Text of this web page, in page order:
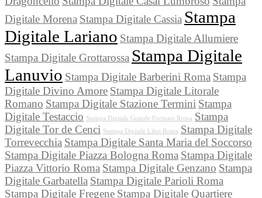
Digitale Morena Stampa Digitale Cassia Stampa
Digitale Lariano Stampa Digitale Allumiere
Stampa Digitale Grottarossa Stampa Digitale
Lanuvio Stampa Digitale Barberini Roma Stampa
Digitale Divino Amore Stampa Digitale Litorale
Romano Stampa Digitale Stazione Termini Stampa
Digitale Testaccio Stampa Digitale Grande Formato Roma Stampa
Digitale Tor de Cenci Stampa Digitale Libri Roma Stampa Digitale
Torrevecchia Stampa Digitale Santa Maria del Soccorso
Stampa Digitale Piazza Bologna Roma Stampa Digitale
Piazza Vittorio Roma Stampa Digitale Genzano Stampa
Digitale Garbatella Stampa Digitale Parioli Roma
Stampa Digitale Fregene Stampa Digitale Quartiere